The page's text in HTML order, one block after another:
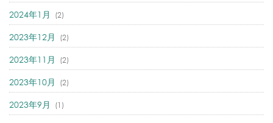
2024年1月 (2)
2023年12月 (2)
2023年11月 (2)
2023年10月 (2)
2023年9月 (1)